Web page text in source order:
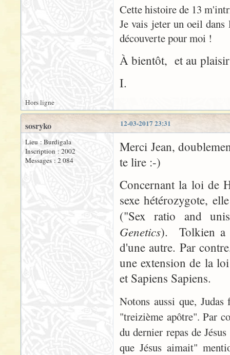
Cette histoire de 13
Je vais jeter un oeil
découverte pour moi !
À bientôt, et au
I.
Hors ligne
12-03-2017 23:31
sosryko
Lieu : Burdigala
Inscription : 2002
Messages : 2 084
Merci Jean,
te lire :-)
Concernant la loi de
sexe hétérozygote,
("Sex ratio and
Genetics). Tolkien a
d'une autre. Par
une extension de la
et Sapiens Sapiens.
Notons aussi que,
"treizième apôtre". Par
du dernier repas de
que Jésus aimait"